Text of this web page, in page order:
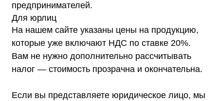
предпринимателей.
Для юрлиц
На нашем сайте указаны цены на продукцию,
которые уже включают НДС по ставке 20%.
Вам не нужно дополнительно рассчитывать
налог — стоимость прозрачна и окончательна.
Если вы представляете юридическое лицо, мы